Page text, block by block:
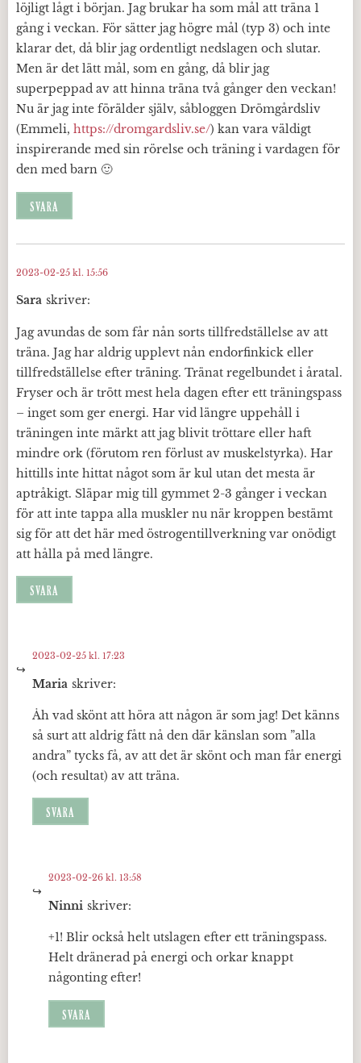
löjligt lågt i början. Jag brukar ha som mål att träna 1
gång i veckan. För sätter jag högre mål (typ 3) och inte
klarar det, då blir jag ordentligt nedslagen och slutar.
Men är det lätt mål, som en gång, då blir jag
superpeppad av att hinna träna två gånger den veckan!
Nu är jag inte förälder själv, såbloggen Drömgårdsliv
(Emmeli, https://dromgardsliv.se/) kan vara väldigt
inspirerande med sin rörelse och träning i vardagen för
den med barn 🙂
SVARA
Sara skriver:
2023-02-25 kl. 15:56
Jag avundas de som får nån sorts tillfredställelse av att
träna. Jag har aldrig upplevt nån endorfinkick eller
tillfredställelse efter träning. Tränat regelbundet i åratal.
Fryser och är trött mest hela dagen efter ett träningspass
– inget som ger energi. Har vid längre uppehåll i
träningen inte märkt att jag blivit tröttare eller haft
mindre ork (förutom ren förlust av muskelstyrka). Har
hittills inte hittat något som är kul utan det mesta är
aptråkigt. Släpar mig till gymmet 2-3 gånger i veckan
för att inte tappa alla muskler nu när kroppen bestämt
sig för att det här med östrogentillverkning var onödigt
att hålla på med längre.
SVARA
Maria skriver:
2023-02-25 kl. 17:23
Åh vad skönt att höra att någon är som jag! Det känns
så surt att aldrig fått nå den där känslan som ”alla
andra” tycks få, av att det är skönt och man får energi
(och resultat) av att träna.
SVARA
Ninni skriver:
2023-02-26 kl. 13:58
+1! Blir också helt utslagen efter ett träningspass.
Helt dränerad på energi och orkar knappt
någonting efter!
SVARA